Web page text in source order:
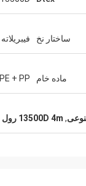
ساختار نخ فیبریلاته
ماده خام PE + PP
, 13500D 4m رول مصنوعی رول